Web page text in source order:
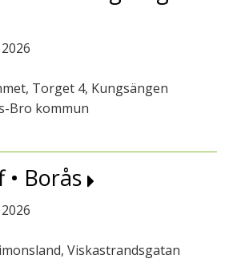
Torget 4, Kungsängen
Bro kommun
Borås
Viskastrandsgatan